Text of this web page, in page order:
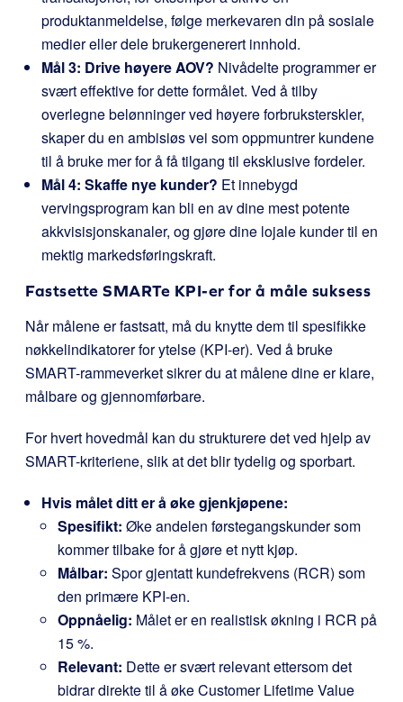
produktanmeldelse, følge merkevaren din på sosiale
medier eller dele brukergenerert innhold.
Mål 3: Drive høyere AOV? Nivådelte programmer er
svært effektive for dette formålet. Ved å tilby
overlegne belønninger ved høyere forbruksterskler,
skaper du en ambisiøs vei som oppmuntrer kundene
til å bruke mer for å få tilgang til eksklusive fordeler.
Mål 4: Skaffe nye kunder? Et innebygd
vervingsprogram kan bli en av dine mest potente
akkvisisjonskanaler, og gjøre dine lojale kunder til en
mektig markedsføringskraft.
Fastsette SMARTe KPI-er for å måle suksess
Når målene er fastsatt, må du knytte dem til spesifikke
nøkkelindikatorer for ytelse (KPI-er). Ved å bruke
SMART-rammeverket sikrer du at målene dine er klare,
målbare og gjennomførbare.
For hvert hovedmål kan du strukturere det ved hjelp av
SMART-kriteriene, slik at det blir tydelig og sporbart.
Hvis målet ditt er å øke gjenkjøpene:
Spesifikt: Øke andelen førstegangskunder som
kommer tilbake for å gjøre et nytt kjøp.
Målbar: Spor gjentatt kundefrekvens (RCR) som
den primære KPI-en.
Oppnåelig: Målet er en realistisk økning i RCR på
15 %.
Relevant: Dette er svært relevant ettersom det
bidrar direkte til å øke Customer Lifetime Value